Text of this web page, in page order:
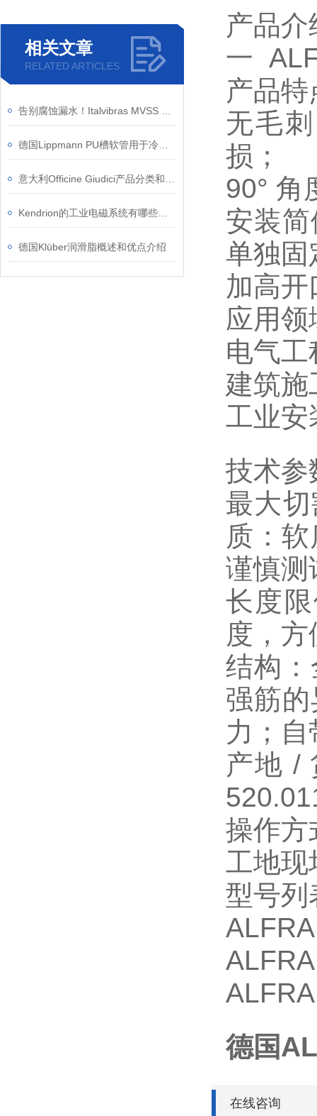
相关文章
RELATED ARTICLES
德国Klüber润滑脂概述和优点介绍
产品介
一
产品特
无毛
损；
90° 角
安装
单独固
加高
应用领
电气
建筑施
工业安
技术参
最大
质：
谨慎测
长度
度，
结构
强筋
力；
产地 /
操作方
工地现
型号列
德国
在线咨询